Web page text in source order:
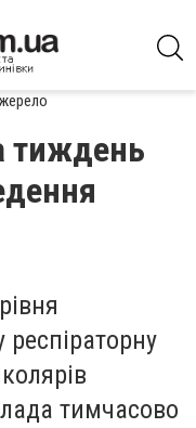
тиждень
респіраторну
тимчасово